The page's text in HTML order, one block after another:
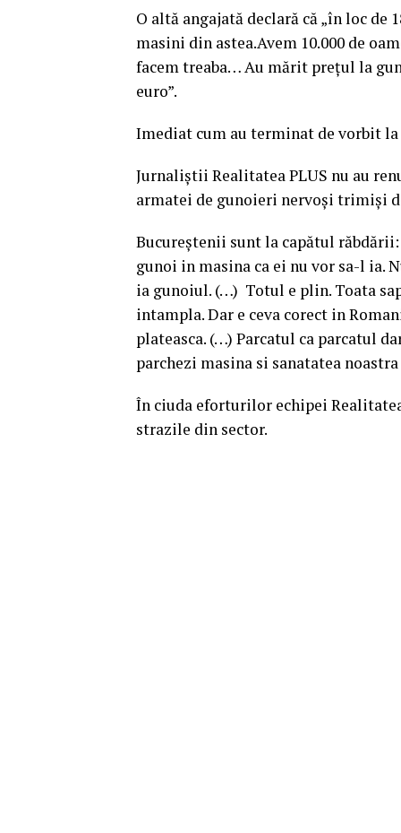
O altă angajată declară că „în loc de
masini din astea.Avem 10.000 de
facem treaba… Au mărit prețul la
euro”.
Imediat cum au terminat de vorbit
Jurnaliștii Realitatea PLUS nu au
armatei de gunoieri nervoși trimiși
Bucureștenii sunt la capătul
gunoi in masina ca ei nu vor sa-l ia.
ia gunoiul. (…) Totul e plin. Toata
intampla. Dar e ceva corect in
plateasca. (…) Parcatul ca parcatul
parchezi masina si sanatatea
În ciuda eforturilor echipei
strazile din sector.